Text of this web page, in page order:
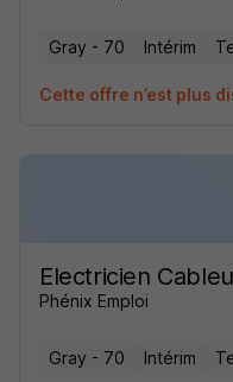
Gray - 70 Intérim
Cette offre n’est plus
Electricien
Phénix Emploi
Gray - 70 Intérim